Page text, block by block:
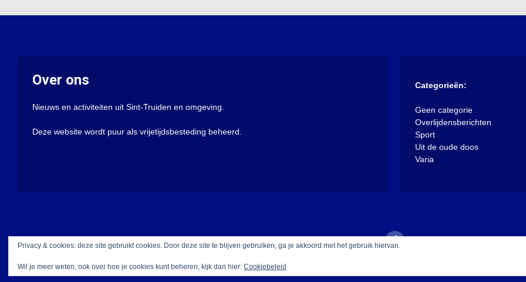
Over ons
Nieuws en activiteiten uit Sint-Truiden en omgeving.
Deze website wordt puur als vrijetijdsbesteding beheerd.
Categorieën:
Geen categorie
Overlijdensberichten
Sport
Uit de oude doos
Varia
Met trots aangedreven door WordPress
Privacy & cookies: deze site gebruikt cookies. Door deze site te blijven gebruiken, ga je akkoord met het gebruik hiervan.
Wil je meer weten, ook over hoe je cookies kunt beheren, kijk dan hier: Cookiebeleid